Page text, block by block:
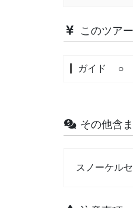
このツア
ガイド ○
その他含
スノーケル